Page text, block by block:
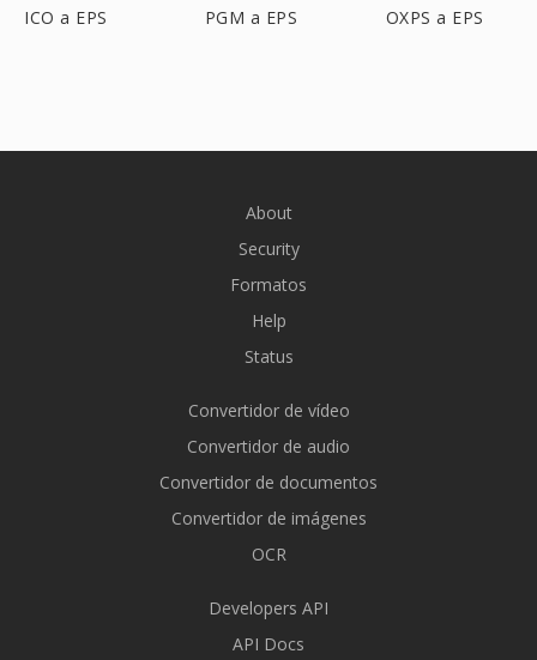
ICO a EPS PGM a EPS OXPS a EPS
About
Security
Formatos
Help
Status
Convertidor de vídeo
Convertidor de audio
Convertidor de documentos
Convertidor de imágenes
OCR
Developers API
API Docs